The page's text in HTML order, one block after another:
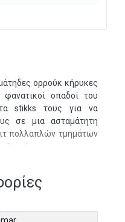
ορρούκ κήρυκες
οπαδοί του
stikks τους για να
σε μια ασταμάτητη
πολλαπλών τμημάτων
για να
hammerer of the
και γλύφες και με